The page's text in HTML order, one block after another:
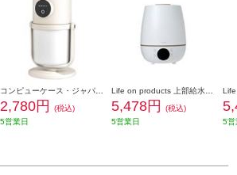
2,780円
(税込)
5営業日
5,478円
(税込)
5営業日
5営